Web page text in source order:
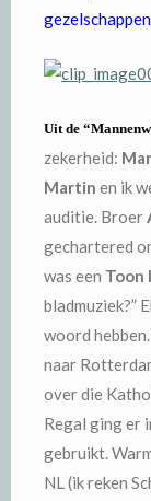
Uit de
zekerheid:
Martin en ik
auditie. Broer
gechartered
was een Toon
bladmuziek?”
woord
naar
over die
Regal ging er
gebruikt.
NL (ik reken